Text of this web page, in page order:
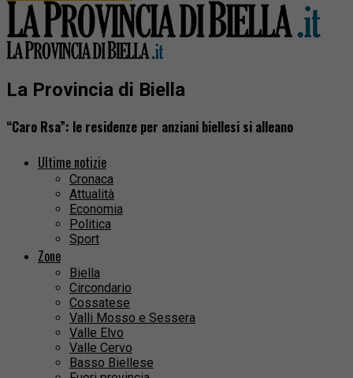
La Provincia di Biella
“Caro Rsa”: le residenze per anziani biellesi si alleano
Ultime notizie
Cronaca
Attualità
Economia
Politica
Sport
Zone
Biella
Circondario
Cossatese
Valli Mosso e Sessera
Valle Elvo
Valle Cervo
Basso Biellese